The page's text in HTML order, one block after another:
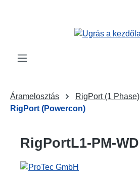
Áramelosztás
RigPort (1 Phase)
RigPort (Powercon)
RigPortL1-PM-WD